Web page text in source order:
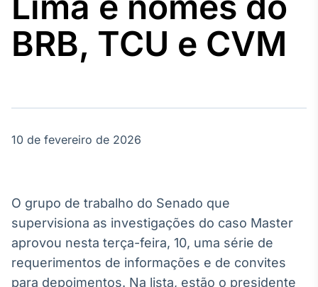
Agro
Tudo sobre o
agronegócio
Broadcast
Broadcast
Energia
O setor de
energia elétrica
no Brasil
BRB, TCU e CVM
10 de fevereiro de 2026
O grupo de trabalho do Senado que
supervisiona as investigações do caso Master
aprovou nesta terça-feira, 10, uma série de
requerimentos de informações e de convites
para depoimentos. Na lista, estão o presidente